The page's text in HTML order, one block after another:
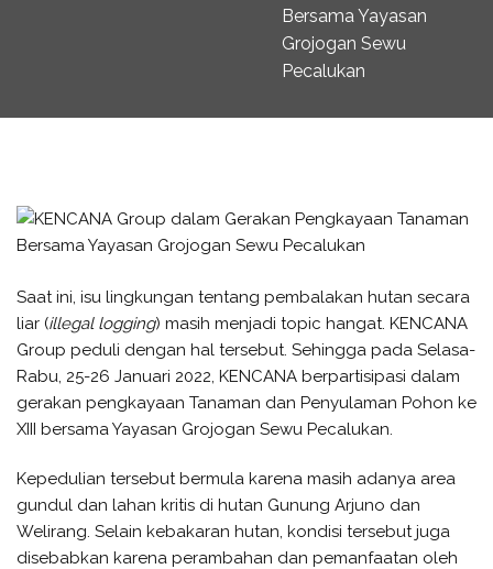
Bersama Yayasan
Grojogan Sewu
Pecalukan
Saat ini, isu lingkungan tentang pembalakan hutan secara
liar (illegal logging) masih menjadi topic hangat. KENCANA
Group peduli dengan hal tersebut. Sehingga pada Selasa-
Rabu, 25-26 Januari 2022, KENCANA berpartisipasi dalam
gerakan pengkayaan Tanaman dan Penyulaman Pohon ke
XIII bersama Yayasan Grojogan Sewu Pecalukan.
Kepedulian tersebut bermula karena masih adanya area
gundul dan lahan kritis di hutan Gunung Arjuno dan
Welirang. Selain kebakaran hutan, kondisi tersebut juga
disebabkan karena perambahan dan pemanfaatan oleh